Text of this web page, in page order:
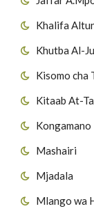
Khalifa
Khutba Al-
Kisomo cha
Kitaab At-
Kongamano
Mashairi
Mjadala
Mlango wa